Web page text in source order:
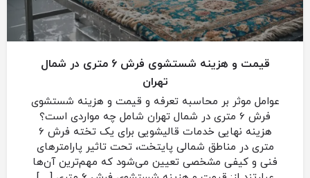
قیمت و هزینه شستشوی فرش 6 متری در شمال
تهران
عوامل موثر بر محاسبه تعرفه و قیمت و هزینه شستشوی
فرش 6 متری در شمال تهران شامل چه مواردی است؟
هزینه نهایی خدمات قالیشویی برای یک تخته فرش 6
متری در مناطق شمالی پایتخت، تحت تاثیر پارامترهای
فنی و کیفی مشخصی تعیین می‌شود که مهم‌ترین آن‌ها